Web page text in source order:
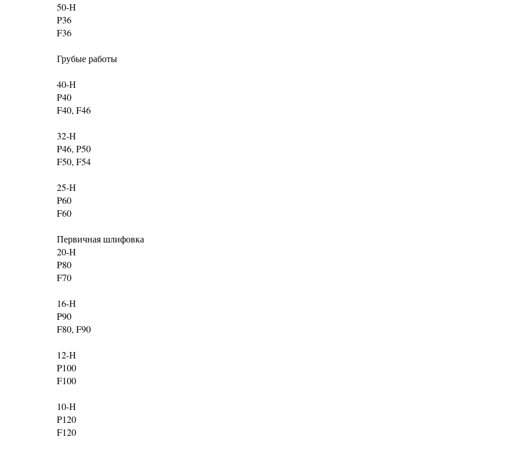
50-Н
P36
F36
Грубые работы
40-Н
P40
F40, F46
32-Н
P46, P50
F50, F54
25-Н
P60
F60
Первичная шлифовка
20-Н
P80
F70
16-Н
P90
F80, F90
12-Н
P100
F100
10-Н
P120
F120